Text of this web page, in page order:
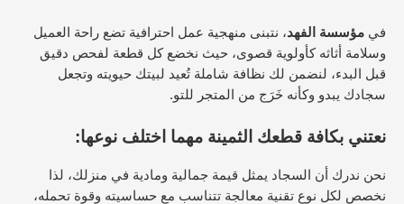
في مؤسسة الفهد، نتبنى منهجية عمل احترافية تضع راحة العميل
وسلامة أثاثه كأولوية قصوى، حيث نخضع كل قطعة لفحص دقيق
قبل البدء، لنضمن لك نظافة شاملة تُعيد لبيتك حيويته وتجعل
سجادك يبدو وكأنه خَرَج من المتجر للتو.
نعتني بكافة قطعك الثمينة مهما اختلف نوعها:
نحن ندرك أن السجاد يمثل قيمة جمالية ومادية في منزلك، لذا
نخصص لكل نوع تقنية معالجة تتناسب مع حساسيته وقوة تحمله،